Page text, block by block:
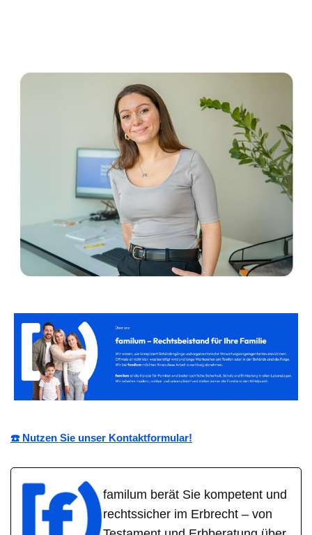
☎️ Nutzen Sie unser Kontaktformular!
familum berät Sie kompetent und
rechtssicher im Erbrecht – von